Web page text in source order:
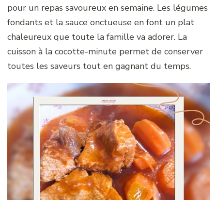
pour un repas savoureux en semaine. Les légumes
fondants et la sauce onctueuse en font un plat
chaleureux que toute la famille va adorer. La
cuisson à la cocotte-minute permet de conserver
toutes les saveurs tout en gagnant du temps.